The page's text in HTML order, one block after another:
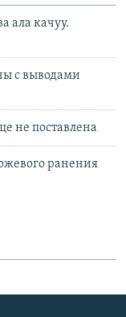
ала качуу.
с выводами
не поставлена
ранения